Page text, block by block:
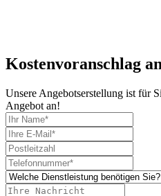
Kostenvoranschlag
Unsere Angebotserstellung ist für
Angebot an!